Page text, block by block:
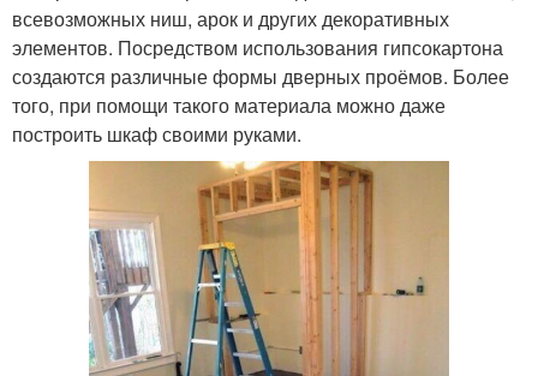
всевозможных ниш, арок и других декоративных
элементов. Посредством использования гипсокартона
создаются различные формы дверных проёмов. Более
того, при помощи такого материала можно даже
построить шкаф своими руками.